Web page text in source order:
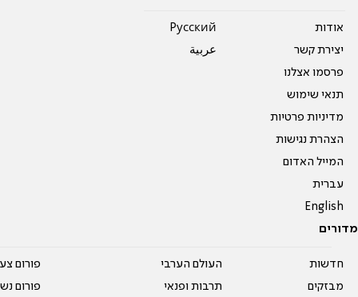
אודות
יצירת קשר
פרסמו אצלנו
תנאי שימוש
מדיניות פרטיות
הצהרת נגישות
המייל האדום
עברית
English
Pусский
عربية
מדורים
חדשות
מבזקים
העולם הערבי
תרבות ופנאי
פורום
פורום